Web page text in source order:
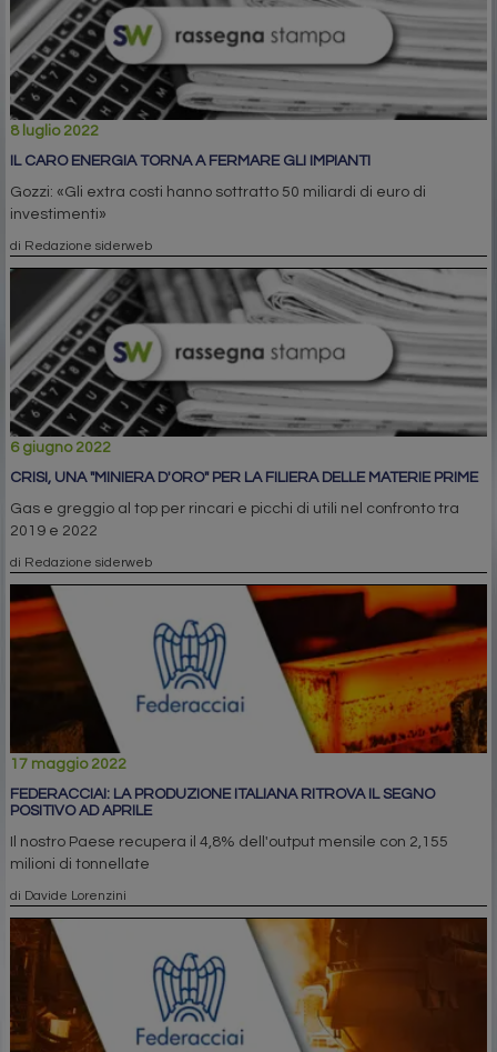
8 luglio 2022
IL CARO ENERGIA TORNA A FERMARE GLI IMPIANTI
Gozzi: «Gli extra costi hanno sottratto 50 miliardi di euro di
investimenti»
di Redazione siderweb
6 giugno 2022
CRISI, UNA "MINIERA D'ORO" PER LA FILIERA DELLE MATERIE PRIME
Gas e greggio al top per rincari e picchi di utili nel confronto tra
2019 e 2022
di Redazione siderweb
17 maggio 2022
FEDERACCIAI: LA PRODUZIONE ITALIANA RITROVA IL SEGNO
POSITIVO AD APRILE
Il nostro Paese recupera il 4,8% dell'output mensile con 2,155
milioni di tonnellate
di Davide Lorenzini